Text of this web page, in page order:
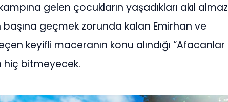
gelen çocukların yaşadıkları akıl almaz
geçmek zorunda kalan Emirhan ve
keyifli maceranın konu alındığı “Afacanlar
hiç bitmeyecek.